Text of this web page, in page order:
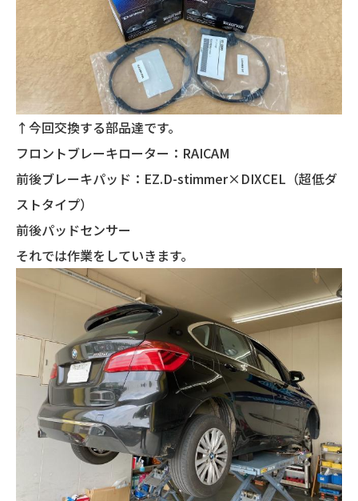
↑今回交換する部品達です。
フロントブレーキローター：RAICAM
前後ブレーキパッド：EZ.D-stimmer×DIXCEL（超低ダ
ストタイプ）
前後パッドセンサー
それでは作業をしていきます。